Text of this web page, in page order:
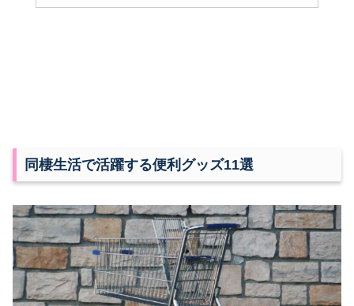
同棲生活で活躍する便利グッズ11選